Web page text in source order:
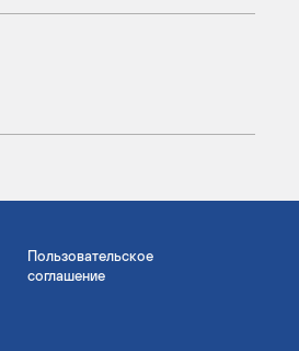
Пользовательское
соглашение